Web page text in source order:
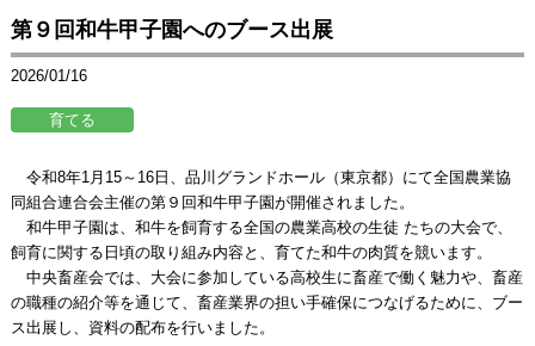
第９回和牛甲子園へのブース出展
2026/01/16
令和8年1月15～16日、品川グランドホール（東京都）にて全国農業協
同組合連合会主催の第９回和牛甲子園が開催されました。
和牛甲子園は、和牛を飼育する全国の農業高校の生徒 たちの大会で、
飼育に関する日頃の取り組み内容と、育てた和牛の肉質を競います。
中央畜産会では、大会に参加している高校生に畜産で働く魅力や、畜産
の職種の紹介等を通じて、畜産業界の担い手確保につなげるために、ブー
ス出展し、資料の配布を行いました。